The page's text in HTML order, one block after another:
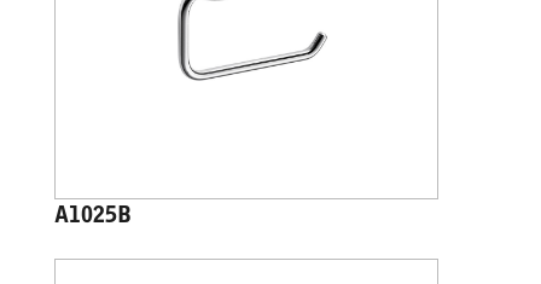
A1025B